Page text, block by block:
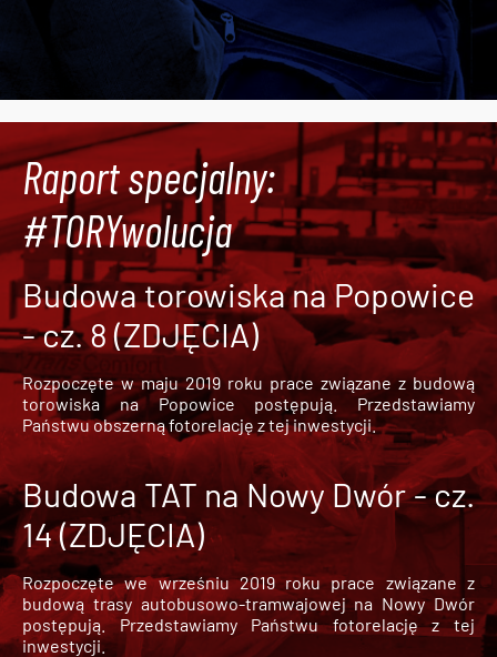
Raport specjalny:
#TORYwolucja
Budowa torowiska na Popowice
- cz. 8 (ZDJĘCIA)
Rozpoczęte w maju 2019 roku prace związane z budową
torowiska na Popowice
postępują. Przedstawiamy
Państwu obszerną fotorelację z tej inwestycji.
Budowa TAT na Nowy Dwór - cz.
14 (ZDJĘCIA)
Rozpoczęte we wrześniu 2019 roku prace związane z
budową trasy autobusowo-tramwajowej na Nowy Dwór
postępują. Przedstawiamy Państwu fotorelację z tej
inwestycji.